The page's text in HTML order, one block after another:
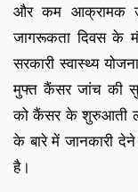
और कम आक्रामक
जागरूकता दिवस के
सरकारी स्वास्थ्य
मुफ्त कैंसर जांच की
को कैंसर के शुरुआती
के बारे में जानकारी देने
है।